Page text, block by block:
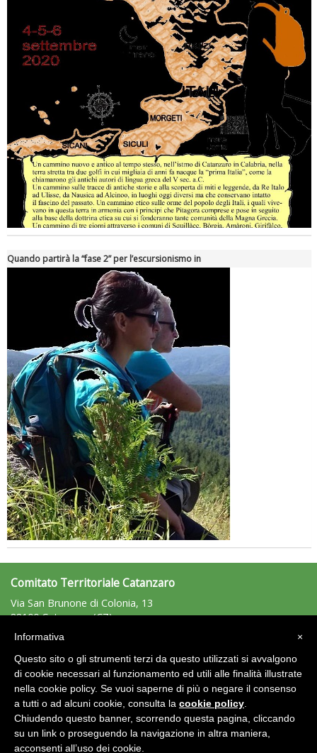
Quando partirà la “fase 2” per l’escursionismo in
Comitato Territoriale Catanzaro
Via San Brunone di Colonia, 13
88100 Catanzaro (CZ)
Tel: 338/9539783 - Fax: n.d.
C.F.: 97020580797
Area Riservata 2.0
×
Informativa
Questo sito o gli strumenti terzi da questo utilizzati si avvalgono
di cookie necessari al funzionamento ed utili alle finalità illustrate
nella cookie policy. Se vuoi saperne di più o negare il consenso
a tutti o ad alcuni cookie, consulta la cookie policy
Chiudendo questo banner, scorrendo questa pagina, cliccando
su un link o proseguendo la navigazione in altra maniera,
acconsenti all’uso dei cookie.